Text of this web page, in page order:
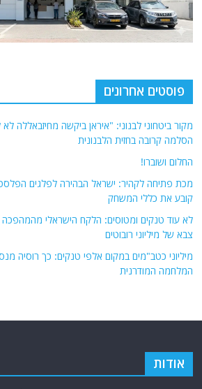
פוסטים אחרונים
מקור ביטחוני לבנוני: "איראן ביקשה
הסלמה קרובה בחזית הלבנונית
החלום ושוברו!
מכת פתיחה לקהיר: ישראל הבהירה לפלגים
קובע את כללי המשחק
לא עוד טנקים ומטוסים: הלקח הישראלי
צבא של מיליוני רובוטים
מיליוני כטב"מים במקום אלפי טנקים: כך רוסיה
המלחמה המודרנית
אודות